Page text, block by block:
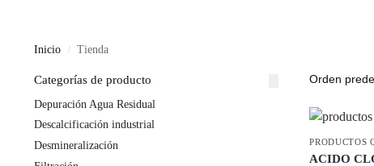
Inicio / Tienda
PRODUCTOS
ACIDO
Categorías de producto
Depuración Agua Residual
Descalcificación industrial
Desmineralización